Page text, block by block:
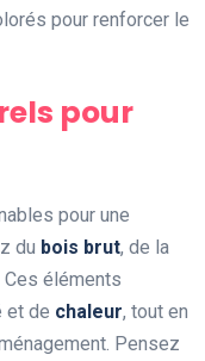
pour renforcer le
pour
pour une
du bois brut, de la
Ces éléments
et de chaleur, tout en
Pensez